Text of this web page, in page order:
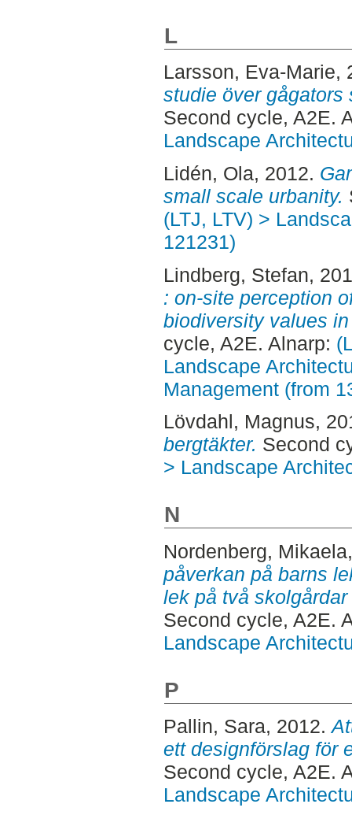
L
Larsson, Eva-Marie,
studie över gågators
Second cycle, A2E.
Landscape
Lidén, Ola, 2012.
small scale urbanity.
(LTJ, LTV) >
121231)
Lindberg, Stefan,
: on-site perception
biodiversity values
cycle, A2E. Alnarp:
Landscape
Management (from
Lövdahl, Magnus,
bergtäkter. Second
> Landscape
N
Nordenberg, Mikaela
påverkan på barns
lek på två
Second cycle, A2E.
Landscape
P
Pallin, Sara, 2012.
ett designförslag för
Second cycle, A2E.
Landscape